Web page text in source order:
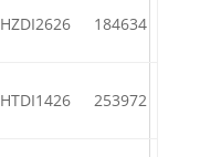
HZDI2626 184634
HTDI1426 253972